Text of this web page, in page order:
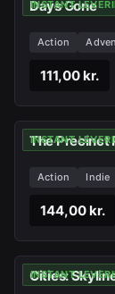
INSTANT
Days Gone
Action
111,00 kr.
INSTANT
The Precinct
Action Indie
144,00 kr.
INSTANT
Cities: